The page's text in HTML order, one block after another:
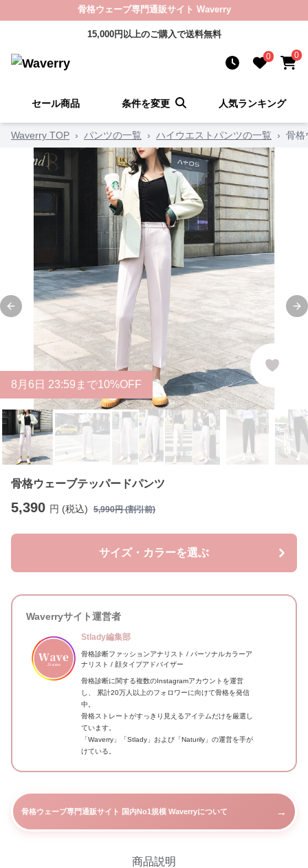
骨格ウェーブ専門通販サイト Waverry
15,000円以上のご購入で送料無料
0 0
セール商品 条件を変更 人気ランキング
Waverry TOP › パンツの一覧 › ハイウエストパンツの一覧 › 骨格
Previous slide
8 月 6 日 23:59まで10%OFF
骨格ウェーブテッパードパンツ
5,390 円 (税込) 5,990円 (割引前)
サイズ・カラーを選ぶ
Waverryサイト運営者
Stlady編集部
骨格診断ファッションアナリスト / パーソナルカラーア
ナリスト / 顔タイプアドバイザー
骨格診断に関する複数のInstagramアカウントを運営
し、 累計20万人以上のフォロワーに向けて骨格を発信
中。
骨格ストレートがすっきり見えるアイテムだけを厳選し
ています。
「Waverry」「Stlady」および「Naturily」の運営を手が
けている。
骨格ウェーブ専門通販サイト 国内No1規模 Waverryについて →
商品説明